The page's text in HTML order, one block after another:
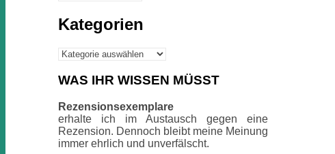
Kategorien
Kategorien
WAS IHR WISSEN MÜSST
Rezensionsexemplare
erhalte ich im Austausch gegen eine
Rezension. Dennoch bleibt meine Meinung
immer ehrlich und unverfälscht.